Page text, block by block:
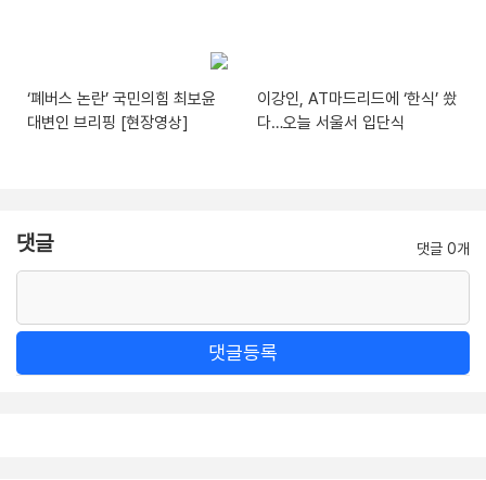
‘폐버스 논란’ 국민의힘 최보윤
대변인 브리핑 [현장영상]
이강인, AT마드리드에 ‘한식’ 쐈
다…오늘 서울서 입단식
댓글 댓글 0개
댓글등록